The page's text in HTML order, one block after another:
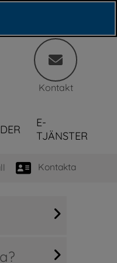
Kontakt
E-
TJÄNSTER
Kontakta